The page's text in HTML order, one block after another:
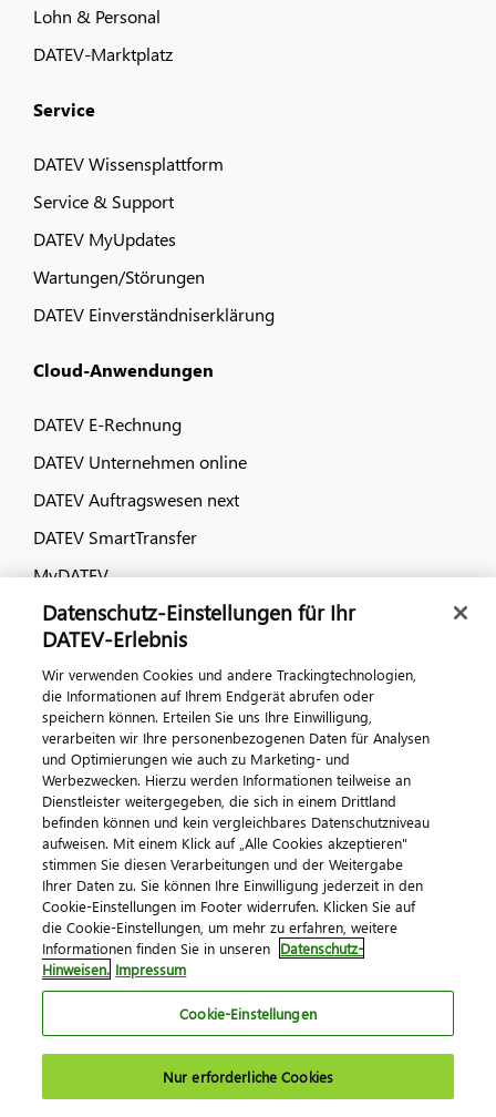
Lohn & Personal
DATEV-Marktplatz
Service
DATEV Wissensplattform
Service & Support
DATEV MyUpdates
Wartungen/Störungen
DATEV Einverständniserklärung
Cloud-Anwendungen
DATEV E-Rechnung
DATEV Unternehmen online
DATEV Auftragswesen next
DATEV SmartTransfer
MyDATEV
Dialog & Medien
Veranstaltungen
DATEV magazin
DATEV-Community
DATEV-Newsletter
Kontaktieren Sie uns
ImpressumDatenschutzAGBKontakt
Cookie-Einstellungen
Datenschutz-Einstellungen für Ihr
DATEV-Erlebnis
Wir verwenden Cookies und andere Trackingtechnologien,
die Informationen auf Ihrem Endgerät abrufen oder
speichern können. Erteilen Sie uns Ihre Einwilligung,
verarbeiten wir Ihre personenbezogenen Daten für Analysen
und Optimierungen wie auch zu Marketing- und
Werbezwecken. Hierzu werden Informationen teilweise an
Dienstleister weitergegeben, die sich in einem Drittland
befinden können und kein vergleichbares Datenschutzniveau
aufweisen. Mit einem Klick auf „Alle Cookies akzeptieren"
stimmen Sie diesen Verarbeitungen und der Weitergabe
Ihrer Daten zu. Sie können Ihre Einwilligung jederzeit in den
Cookie-Einstellungen im Footer widerrufen. Klicken Sie auf
die Cookie-Einstellungen, um mehr zu erfahren, weitere
Informationen finden Sie in unseren Datenschutz-
Hinweisen. Impressum
Cookie-Einstellungen
Nur erforderliche Cookies